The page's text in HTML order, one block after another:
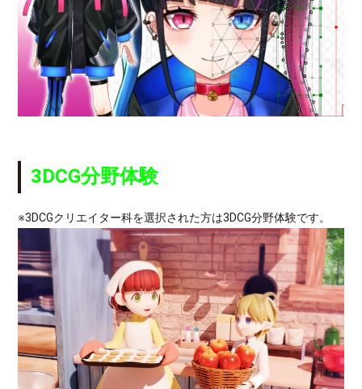
3DCG分野体験
※3DCGクリエイター科を選択された方は3DCG分野体験です。